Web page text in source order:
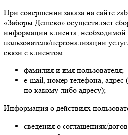
При совершении заказа на сайте
«Заборы Дешево» осуществляет
информации клиента, необходимой
пользователя/персонализации
связи с клиентом:
фамилия и имя пользователя;
e-mail, номер телефона, адрес
по какому-либо адресу);
Информация о действиях
сведения о соглашениях/